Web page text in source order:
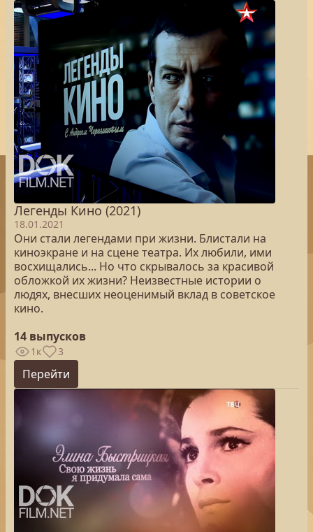
Легенды Кино (2021)
18.01.2021
Они стали легендами при жизни. Блистали на
киноэкране и на сцене театра. Их любили, ими
восхищались... Но что скрывалось за красивой
обложкой их жизни? Неизвестные истории о
людях, внесших неоценимый вклад в советское
кино.
14 выпусков
1к 3
Перейти